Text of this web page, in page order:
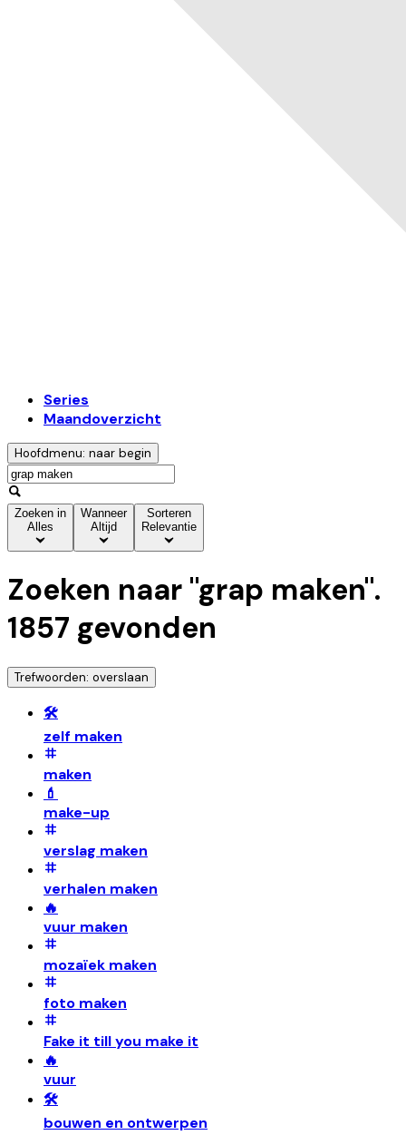
Series
Maandoverzicht
Hoofdmenu: naar begin
Zoeken in
Alles
Wanneer
Altijd
Sorteren
Relevantie
Zoeken naar "grap maken".
1857 gevonden
Trefwoorden: overslaan
🛠️
zelf maken
maken
💄
make-up
verslag maken
verhalen maken
🔥
vuur maken
mozaïek maken
foto maken
Fake it till you make it
🔥
vuur
🛠️
bouwen en ontwerpen